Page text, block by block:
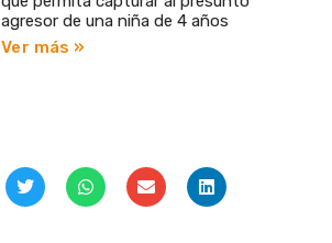
agresor de una niña de 4 años
Ver más »